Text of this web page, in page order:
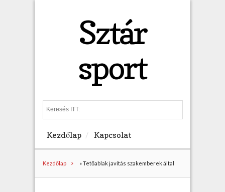
Sztár
sport
e
h
Kezdőlap Kapcsolat
Kezdőlap »Tetőablak javítás szakemberek által